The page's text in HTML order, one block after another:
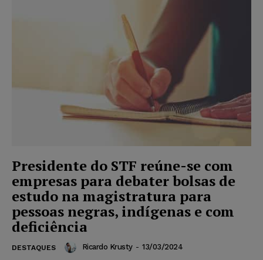
Presidente do STF reúne-se com
empresas para debater bolsas de
estudo na magistratura para
pessoas negras, indígenas e com
deficiência
DESTAQUES Ricardo Krusty - 13/03/2024